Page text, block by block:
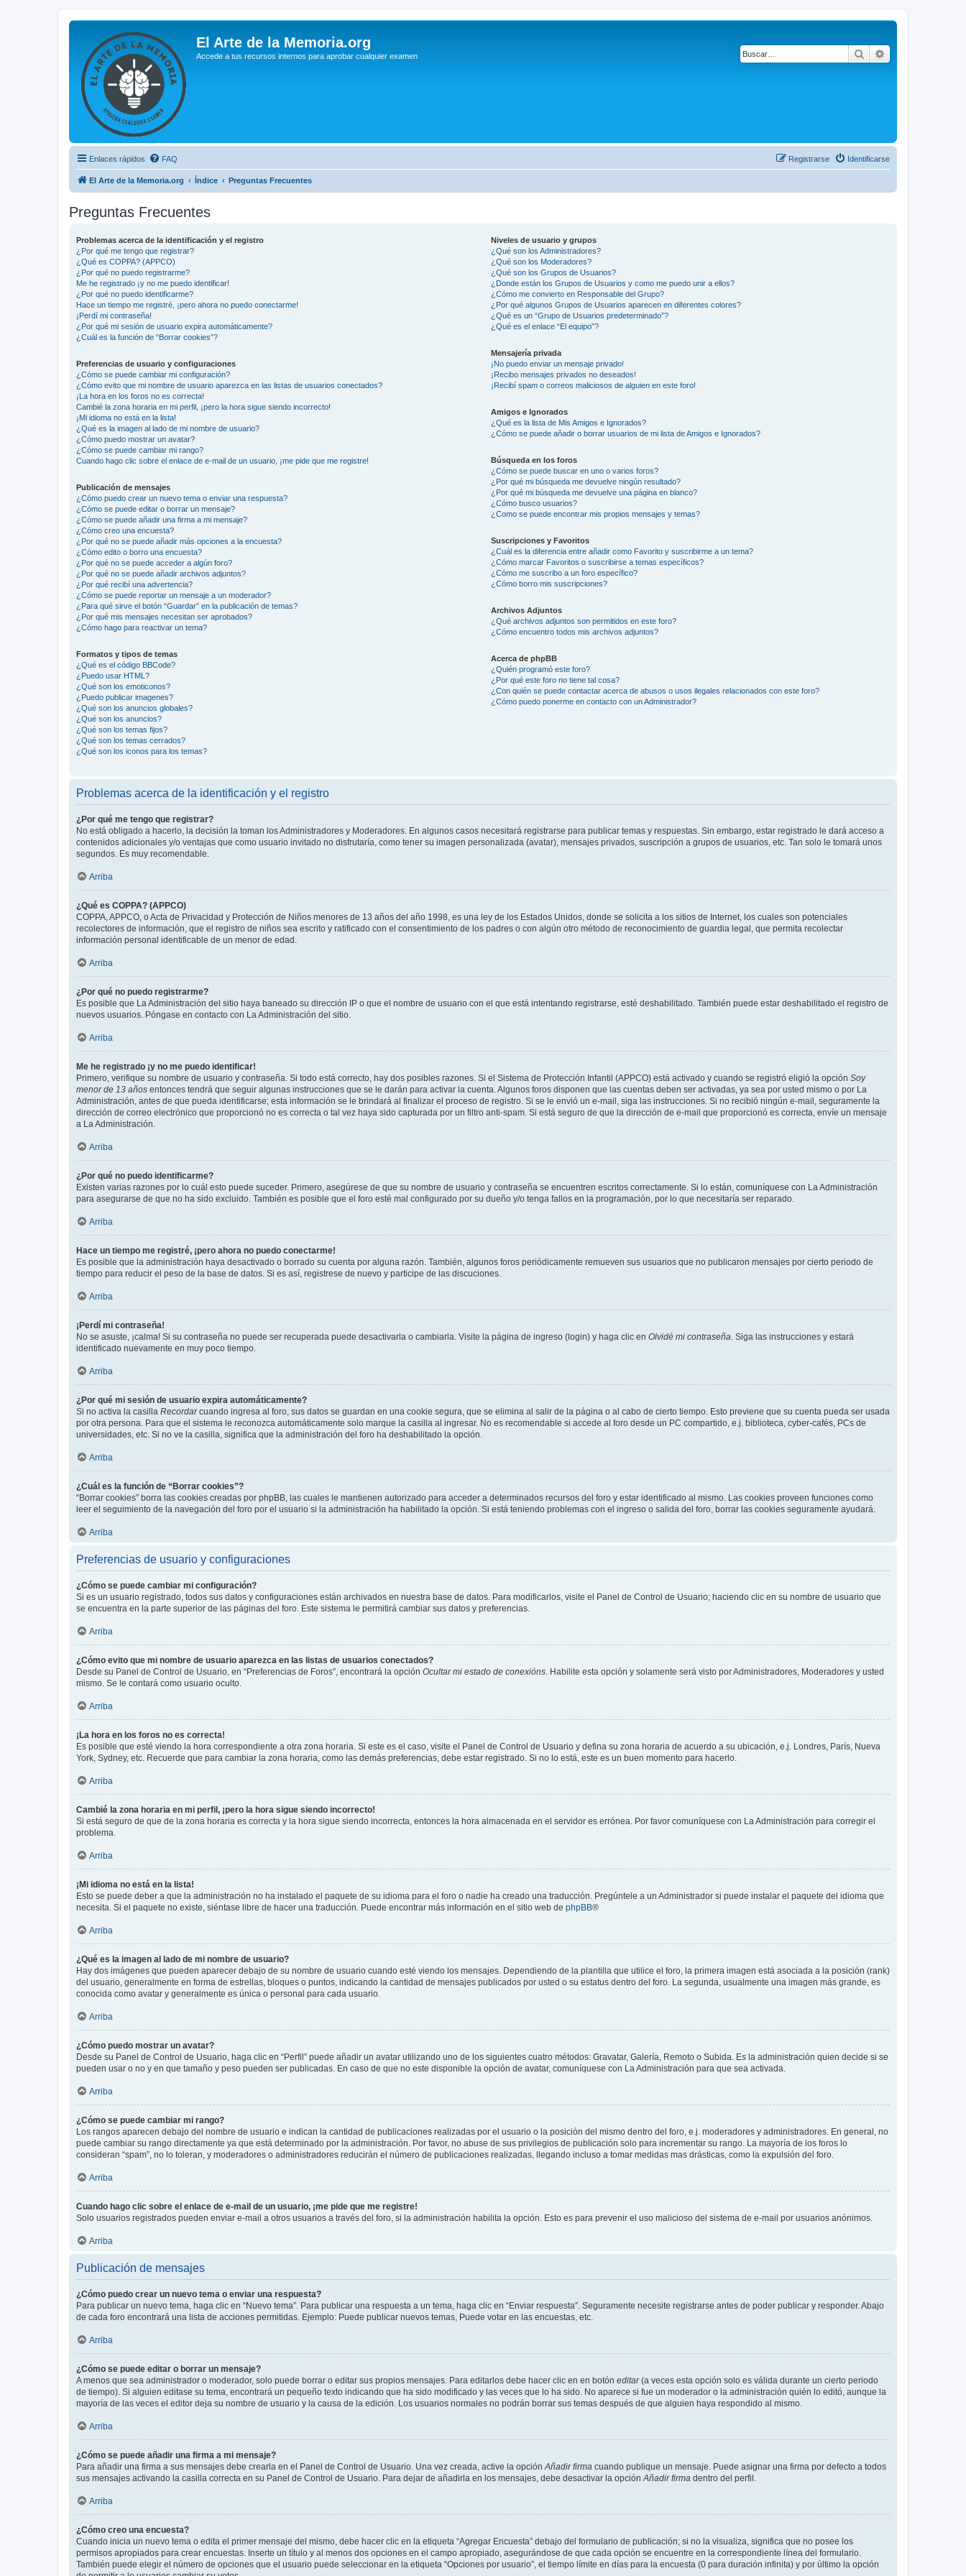
El Arte de la Memoria.org
Accede a tus recursos internos para aprobar cualquier examen Buscar
Enlaces rápidos FAQ Identificarse
Registrarse
El Arte de la Memoria.org Índice Preguntas Frecuentes
Preguntas Frecuentes
Problemas acerca de la identificación y el registro
¿Por qué me tengo que registrar?
¿Qué es COPPA? (APPCO)
¿Por qué no puedo registrarme?
Me he registrado ¡y no me puedo identificar!
¿Por qué no puedo identificarme?
Hace un tiempo me registré, ¡pero ahora no puedo conectarme!
¡Perdí mi contraseña!
¿Por qué mi sesión de usuario expira automáticamente?
¿Cuál es la función de “Borrar cookies”?
Preferencias de usuario y configuraciones
¿Cómo se puede cambiar mi configuración?
¿Cómo evito que mi nombre de usuario aparezca en las listas de usuarios conectados?
¡La hora en los foros no es correcta!
Cambié la zona horaria en mi perfil, ¡pero la hora sigue siendo incorrecto!
¡Mi idioma no está en la lista!
¿Qué es la imagen al lado de mi nombre de usuario?
¿Cómo puedo mostrar un avatar?
¿Cómo se puede cambiar mi rango?
Cuando hago clic sobre el enlace de e-mail de un usuario, ¡me pide que me registre!
Publicación de mensajes
¿Cómo puedo crear un nuevo tema o enviar una respuesta?
¿Cómo se puede editar o borrar un mensaje?
¿Cómo se puede añadir una firma a mi mensaje?
¿Cómo creo una encuesta?
¿Por qué no se puede añadir más opciones a la encuesta?
¿Cómo edito o borro una encuesta?
¿Por qué no se puede acceder a algún foro?
¿Por qué no se puede añadir archivos adjuntos?
¿Por qué recibí una advertencia?
¿Cómo se puede reportar un mensaje a un moderador?
¿Para qué sirve el botón “Guardar” en la publicación de temas?
¿Por qué mis mensajes necesitan ser aprobados?
¿Cómo hago para reactivar un tema?
Formatos y tipos de temas
¿Qué es el código BBCode?
¿Puedo usar HTML?
¿Qué son los emoticonos?
¿Puedo publicar imagenes?
¿Qué son los anuncios globales?
¿Qué son los anuncios?
¿Qué son los temas fijos?
¿Qué son los temas cerrados?
¿Qué son los iconos para los temas?
Niveles de usuario y grupos
¿Qué son los Administradores?
¿Qué son los Moderadores?
¿Qué son los Grupos de Usuarios?
¿Donde están los Grupos de Usuarios y como me puedo unir a ellos?
¿Cómo me convierto en Responsable del Grupo?
¿Por qué algunos Grupos de Usuarios aparecen en diferentes colores?
¿Qué es un “Grupo de Usuarios predeterminado”?
¿Qué es el enlace “El equipo”?
Mensajería privada
¡No puedo enviar un mensaje privado!
¡Recibo mensajes privados no deseados!
¡Recibí spam o correos maliciosos de alguien en este foro!
Amigos e Ignorados
¿Qué es la lista de Mis Amigos e Ignorados?
¿Cómo se puede añadir o borrar usuarios de mi lista de Amigos e Ignorados?
Búsqueda en los foros
¿Cómo se puede buscar en uno o varios foros?
¿Por qué mi búsqueda me devuelve ningún resultado?
¿Por qué mi búsqueda me devuelve una página en blanco?
¿Cómo busco usuarios?
¿Como se puede encontrar mis propios mensajes y temas?
Suscripciones y Favoritos
¿Cuál es la diferencia entre añadir como Favorito y suscribirme a un tema?
¿Cómo marcar Favoritos o suscribirse a temas específicos?
¿Cómo me suscribo a un foro específico?
¿Cómo borro mis suscripciones?
Archivos Adjuntos
¿Qué archivos adjuntos son permitidos en este foro?
¿Cómo encuentro todos mis archivos adjuntos?
Acerca de phpBB
¿Quién programó este foro?
¿Por qué este foro no tiene tal cosa?
¿Con quién se puede contactar acerca de abusos o usos ilegales relacionados con este foro?
¿Cómo puedo ponerme en contacto con un Administrador?
Problemas acerca de la identificación y el registro
¿Por qué me tengo que registrar?
No está obligado a hacerlo, la decisión la toman los Administradores y Moderadores. En algunos casos necesitará registrarse para publicar temas y respuestas. Sin embargo, estar registrado le dará acceso a
contenidos adicionales y/o ventajas que como usuario invitado no disfrutaría, como tener su imagen personalizada (avatar), mensajes privados, suscripción a grupos de usuarios, etc. Tan solo le tomará unos
segundos. Es muy recomendable.
Arriba
¿Qué es COPPA? (APPCO)
COPPA, APPCO, o Acta de Privacidad y Protección de Niños menores de 13 años del año 1998, es una ley de los Estados Unidos, donde se solicita a los sitios de Internet, los cuales son potenciales
recolectores de información, que el registro de niños sea escrito y ratificado con el consentimiento de los padres o con algún otro método de reconocimiento de guardia legal, que permita recolectar
información personal identificable de un menor de edad.
Arriba
¿Por qué no puedo registrarme?
Es posible que La Administración del sitio haya baneado su dirección IP o que el nombre de usuario con el que está intentando registrarse, esté deshabilitado. También puede estar deshabilitado el registro de
nuevos usuarios. Póngase en contacto con La Administración del sitio.
Arriba
Me he registrado ¡y no me puedo identificar!
Primero, verifique su nombre de usuario y contraseña. Si todo está correcto, hay dos posibles razones. Si el Sistema de Protección Infantil (APPCO) está activado y cuando se registró eligió la opción Soy
menor de 13 años entonces tendrá que seguir algunas instrucciones que se le darán para activar la cuenta. Algunos foros disponen que las cuentas deben ser activadas, ya sea por usted mismo o por La
Administración, antes de que pueda identificarse; esta información se le brindará al finalizar el proceso de registro. Si se le envió un e-mail, siga las instrucciones. Si no recibió ningún e-mail, seguramente la
dirección de correo electrónico que proporcionó no es correcta o tal vez haya sido capturada por un filtro anti-spam. Si está seguro de que la dirección de e-mail que proporcionó es correcta, envíe un mensaje
a La Administración.
Arriba
¿Por qué no puedo identificarme?
Existen varias razones por lo cuál esto puede suceder. Primero, asegúrese de que su nombre de usuario y contraseña se encuentren escritos correctamente. Si lo están, comuníquese con La Administración
para asegurarse de que no ha sido excluido. También es posible que el foro esté mal configurado por su dueño y/o tenga fallos en la programación, por lo que necesitaría ser reparado.
Arriba
Hace un tiempo me registré, ¡pero ahora no puedo conectarme!
Es posible que la administración haya desactivado o borrado su cuenta por alguna razón. También, algunos foros periódicamente remueven sus usuarios que no publicaron mensajes por cierto periodo de
tiempo para reducir el peso de la base de datos. Si es así, registrese de nuevo y participe de las discuciones.
Arriba
¡Perdí mi contraseña!
No se asuste, ¡calma! Si su contraseña no puede ser recuperada puede desactivarla o cambiarla. Visite la página de ingreso (login) y haga clic en Olvidé mi contraseña. Siga las instrucciones y estará
identificado nuevamente en muy poco tiempo.
Arriba
¿Por qué mi sesión de usuario expira automáticamente?
Si no activa la casilla Recordarcuando ingresa al foro, sus datos se guardan en una cookie segura, que se elimina al salir de la página o al cabo de cierto tiempo. Esto previene que su cuenta pueda ser usada
por otra persona. Para que el sistema le reconozca automáticamente solo marque la casilla al ingresar. No es recomendable si accede al foro desde un PC compartido, e.j. biblioteca, cyber-cafés, PCs de
universidades, etc. Si no ve la casilla, significa que la administración del foro ha deshabilitado la opción.
Arriba
¿Cuál es la función de “Borrar cookies”?
“Borrar cookies” borra las cookies creadas por phpBB, las cuales le mantienen autorizado para acceder a determinados recursos del foro y estar identificado al mismo. Las cookies proveen funciones como
leer el seguimiento de la navegación del foro por el usuario si la administración ha habilitado la opción. Si está teniendo problemas con el ingreso o salida del foro, borrar las cookies seguramente ayudará.
Arriba
Preferencias de usuario y configuraciones
¿Cómo se puede cambiar mi configuración?
Si es un usuario registrado, todos sus datos y configuraciones están archivados en nuestra base de datos. Para modificarlos, visite el Panel de Control de Usuario; haciendo clic en su nombre de usuario que
se encuentra en la parte superior de las páginas del foro. Este sistema le permitirá cambiar sus datos y preferencias.
Arriba
¿Cómo evito que mi nombre de usuario aparezca en las listas de usuarios conectados?
Desde su Panel de Control de Usuario, en “Preferencias de Foros”, encontrará la opción Ocultar mi estado de conexións. Habilite esta opción y solamente será visto por Administradores, Moderadores y usted
mismo. Se le contará como usuario oculto.
Arriba
¡La hora en los foros no es correcta!
Es posible que esté viendo la hora correspondiente a otra zona horaria. Si este es el caso, visite el Panel de Control de Usuario y defina su zona horaria de acuerdo a su ubicación, e.j. Londres, París, Nueva
York, Sydney, etc. Recuerde que para cambiar la zona horaria, como las demás preferencias, debe estar registrado. Si no lo está, este es un buen momento para hacerlo.
Arriba
Cambié la zona horaria en mi perfil, ¡pero la hora sigue siendo incorrecto!
Si está seguro de que de la zona horaria es correcta y la hora sigue siendo incorrecta, entonces la hora almacenada en el servidor es errónea. Por favor comuníquese con La Administración para corregir el
problema.
Arriba
¡Mi idioma no está en la lista!
Esto se puede deber a que la administración no ha instalado el paquete de su idioma para el foro o nadie ha creado una traducción. Pregúntele a un Administrador si puede instalar el paquete del idioma que
necesita. Si el paquete no existe, siéntase libre de hacer una traducción. Puede encontrar más información en el sitio web de phpBB®
Arriba
¿Qué es la imagen al lado de mi nombre de usuario?
Hay dos imágenes que pueden aparecer debajo de su nombre de usuario cuando esté viendo los mensajes. Dependiendo de la plantilla que utilice el foro, la primera imagen está asociada a la posición (rank)
del usuario, generalmente en forma de estrellas, bloques o puntos, indicando la cantidad de mensajes publicados por usted o su estatus dentro del foro. La segunda, usualmente una imagen más grande, es
conocida como avatar y generalmente es única o personal para cada usuario.
Arriba
¿Cómo puedo mostrar un avatar?
Desde su Panel de Control de Usuario, haga clic en “Perfil” puede añadir un avatar utilizando uno de los siguientes cuatro métodos: Gravatar, Galería, Remoto o Subida. Es la administración quien decide si se
pueden usar o no y en que tamaño y peso pueden ser publicadas. En caso de que no este disponible la opción de avatar, comuníquese con La Administración para que sea activada.
Arriba
¿Cómo se puede cambiar mi rango?
Los rangos aparecen debajo del nombre de usuario e indican la cantidad de publicaciones realizadas por el usuario o la posición del mismo dentro del foro, e.j. moderadores y administradores. En general, no
puede cambiar su rango directamente ya que está determinado por la administración. Por favor, no abuse de sus privilegios de publicación solo para incrementar su rango. La mayoría de los foros lo
consideran “spam”, no lo toleran, y moderadores o administradores reducirán el número de publicaciones realizadas, llegando incluso a tomar medidas mas drásticas, como la expulsión del foro.
Arriba
Cuando hago clic sobre el enlace de e-mail de un usuario, ¡me pide que me registre!
Solo usuarios registrados pueden enviar e-mail a otros usuarios a través del foro, si la administración habilita la opción. Esto es para prevenir el uso malicioso del sistema de e-mail por usuarios anónimos.
Arriba
Publicación de mensajes
¿Cómo puedo crear un nuevo tema o enviar una respuesta?
Para publicar un nuevo tema, haga clic en “Nuevo tema”. Para publicar una respuesta a un tema, haga clic en “Enviar respuesta”. Seguramente necesite registrarse antes de poder publicar y responder. Abajo
de cada foro encontrará una lista de acciones permitidas. Ejemplo: Puede publicar nuevos temas, Puede votar en las encuestas, etc.
Arriba
¿Cómo se puede editar o borrar un mensaje?
A menos que sea administrador o moderador, solo puede borrar o editar sus propios mensajes. Para editarlos debe hacer clic en en botón editar(a veces esta opción solo es válida durante un cierto periodo
de tiempo). Si alguien editase su tema, encontrará un pequeño texto indicando que ha sido modificado y las veces que lo ha sido. No aparece si fue un moderador o la administración quién lo editó, aunque la
mayoría de las veces el editor deja su nombre de usuario y la causa de la edición. Los usuarios normales no podrán borrar sus temas después de que alguien haya respondido al mismo.
Arriba
¿Cómo se puede añadir una firma a mi mensaje?
Para añadir una firma a sus mensajes debe crearla en el Panel de Control de Usuario. Una vez creada, active la opciónAñadir firma cuando publique un mensaje. Puede asignar una firma por defecto a todos
sus mensajes activando la casilla correcta en su Panel de Control de Usuario. Para dejar de añadirla en los mensajes, debe desactivar la opciónAñadir firma dentro del perfil.
Arriba
¿Cómo creo una encuesta?
Cuando inicia un nuevo tema o edita el primer mensaje del mismo, debe hacer clic en la etiqueta “Agregar Encuesta” debajo del formulario de publicación; si no la visualiza, significa que no posee los
permisos apropiados para crear encuestas. Inserte un título y al menos dos opciones en el campo apropiado, asegurándose de que cada opción se encuentre en la correspondiente línea del formulario.
También puede elegir el número de opciones que el usuario puede seleccionar en la etiqueta “Opciones por usuario”, el tiempo límite en días para la encuesta (0 para duración infinita) y por último la opción